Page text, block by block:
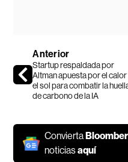
Anterior
Startup respaldada por
Altman apuesta por el calor
el sol para combatir la
de carbono de la IA
Convierta
noticiasaquí